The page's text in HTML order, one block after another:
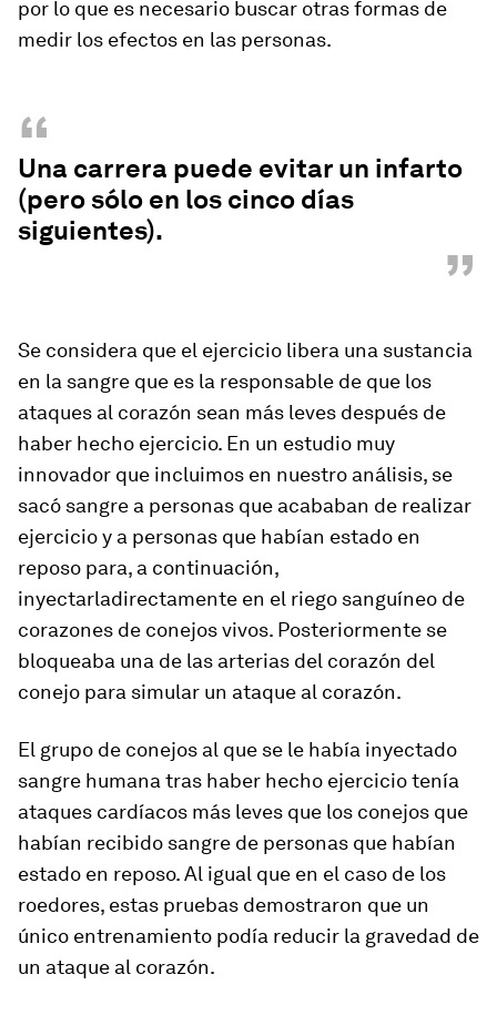
por lo que es necesario buscar otras formas de
medir los efectos en las personas.
“
Una carrera puede evitar un infarto
(pero sólo en los cinco días
siguientes).
”
Se considera que el ejercicio libera una sustancia
en la sangre que es la responsable de que los
ataques al corazón sean más leves después de
haber hecho ejercicio. En un estudio muy
innovador que incluimos en nuestro análisis, se
sacó sangre a personas que acababan de realizar
ejercicio y a personas que habían estado en
reposo para, a continuación,
inyectarladirectamente en el riego sanguíneo de
corazones de conejos vivos. Posteriormente se
bloqueaba una de las arterias del corazón del
conejo para simular un ataque al corazón.
El grupo de conejos al que se le había inyectado
sangre humana tras haber hecho ejercicio tenía
ataques cardíacos más leves que los conejos que
habían recibido sangre de personas que habían
estado en reposo. Al igual que en el caso de los
roedores, estas pruebas demostraron que un
único entrenamiento podía reducir la gravedad de
un ataque al corazón.